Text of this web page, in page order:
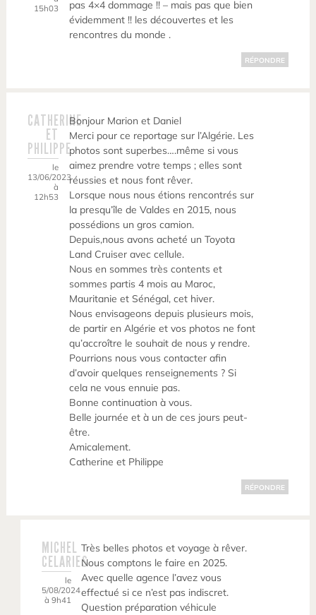
15h03
pas 4×4 dommage !! – mais pas que bien
évidemment !! les découvertes et les
rencontres du monde .
RÉPONDRE
CATHERINE
ET
PHILIPPE
le
13/06/2023
à
12h53
Bonjour Marion et Daniel
Merci pour ce reportage sur l’Algérie. Les
photos sont superbes….même si vous
aimez prendre votre temps ; elles sont
réussies et nous font rêver.
Lorsque nous nous étions rencontrés sur
la presqu’île de Valdes en 2015, nous
possédions un gros camion.
Depuis,nous avons acheté un Toyota
Land Cruiser avec cellule.
Nous en sommes très contents et
sommes partis 4 mois au Maroc,
Mauritanie et Sénégal, cet hiver.
Nous envisageons depuis plusieurs mois,
de partir en Algérie et vos photos ne font
qu’accroître le souhait de nous y rendre.
Pourrions nous vous contacter afin
d’avoir quelques renseignements ? Si
cela ne vous ennuie pas.
Bonne continuation à vous.
Belle journée et à un de ces jours peut-
être.
Amicalement.
Catherine et Philippe
RÉPONDRE
MICHEL
CELARIES
le
5/08/2024
à 9h41
Très belles photos et voyage à rêver.
Nous comptons le faire en 2025.
Avec quelle agence l’avez vous
effectué si ce n’est pas indiscret.
Question préparation véhicule